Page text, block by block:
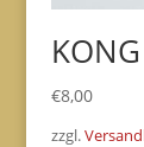
€8,00
zzgl.